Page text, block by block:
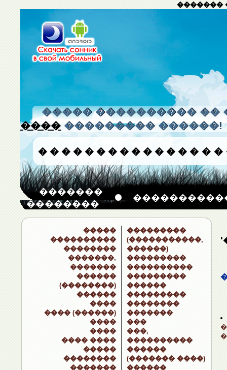
�������
����� ���������� ��
���� ��������� ������!
� � � � � � � � � � � � � � � �
�������
��������
�����
����������
��������
�������,
�������
������
(��������)
������
����
���� (������)
����
����
���� ����
�����
��������
�������
���������
(�����������,
������)
���������
����������
���������
������
���������
��������
�������
���
���,
����������
������
(������� ����)
������